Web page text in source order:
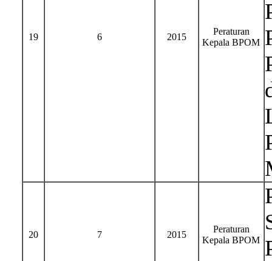
19 6 2015
Peraturan
Kepala BPOM
20 7 2015
Peraturan
Kepala BPOM